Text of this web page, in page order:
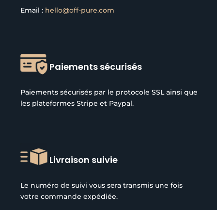
Email : hello@off-pure.com
Paiements sécurisés
Paiements sécurisés par le protocole SSL ainsi que
les plateformes Stripe et Paypal.
Livraison suivie
Le numéro de suivi vous sera transmis une fois
votre commande expédiée.